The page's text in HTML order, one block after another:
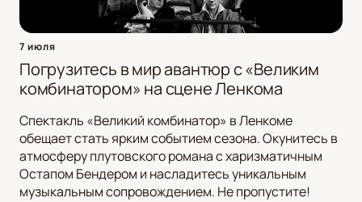
7 июля
Погрузитесь в мир авантюр с «Великим
комбинатором» на сцене Ленкома
Спектакль «Великий комбинатор» в Ленкоме
обещает стать ярким событием сезона. Окунитесь в
атмосферу плутовского романа с харизматичным
Остапом Бендером и насладитесь уникальным
музыкальным сопровождением. Не пропустите!